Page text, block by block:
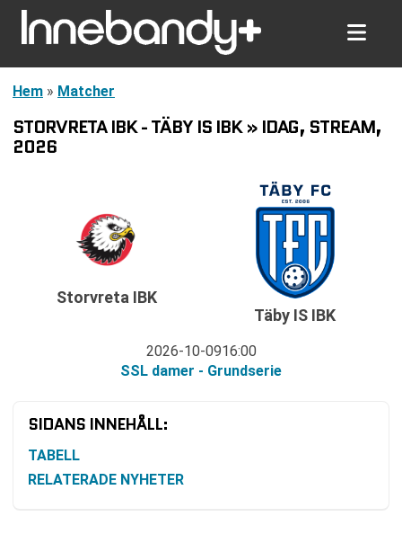
Hem » Matcher
STORVRETA IBK - TÄBY IS IBK » IDAG, STREAM,
2026
Storvreta IBK
2026-10-0916:00
SSL damer - Grundserie
Täby IS IBK
SIDANS INNEHÅLL:
TABELL
RELATERADE NYHETER